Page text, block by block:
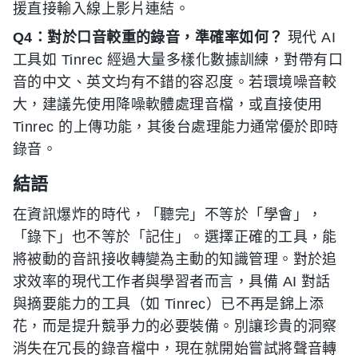
援直接輸入線上影片連結。
Q4：對於口音較重的錄音，準確率如何？ 現代 AI
工具如 Tinrec 經過大量多樣化數據訓練，對帶有口
音的中文、英文均有不錯的容忍度。若環境噪音較
大，建議先使用降噪軟體處理音檔，或直接使用
Tinrec 的上傳功能，其後台處理能力通常優於即時
錄音。
結語
在資訊爆炸的時代，「聽完」不等於「學會」，
「錄下」也不等於「記住」。選擇正確的工具，能
將被動的音訊接收轉變為主動的知識管理。對於追
求效率的現代工作者與學習者而言，具備 AI 對話
與摘要能力的工具（如 Tinrec）已不再是錦上添
花，而是提升競爭力的必要裝備。別讓珍貴的洞察
消失在冗長的錄音檔中，現在就開始嘗試將聲音轉